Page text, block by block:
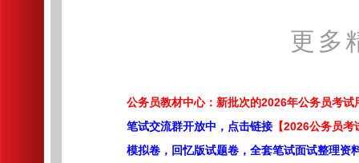
更多
公务员教材中心：新批次的2026年公务员考试
笔试交流群开放中，点击链接 【2026公务员
模拟卷，回忆版试题卷，全套笔试面试整理资